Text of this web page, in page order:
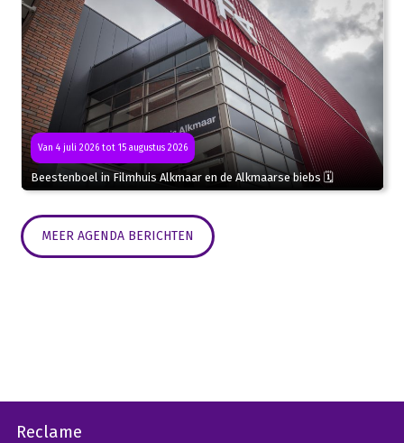
Van 4 juli 2026 tot 15 augustus 2026
Beestenboel in Filmhuis Alkmaar en de Alkmaarse biebs 🗓
MEER AGENDA BERICHTEN
Reclame